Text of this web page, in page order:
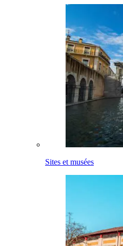
Sites et musées